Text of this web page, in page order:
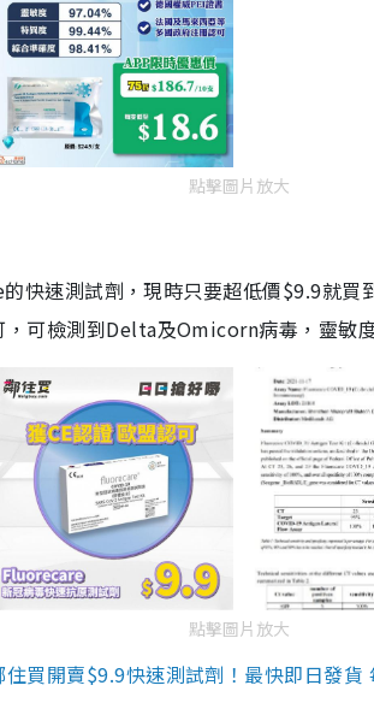
點擊圖片放大
快速測試劑，現時只要超低價$9.9就買
可檢測到Delta及Omicorn病毒，靈敏
點擊圖片放大
買開賣$9.9快速測試劑！最快即日發貨